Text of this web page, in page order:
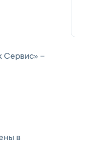
Сервис» –
в